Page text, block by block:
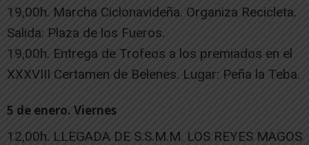
19,00h. Marcha Ciclonavideña. Organiza Recicleta.
Salida: Plaza de los Fueros.
19,00h. Entrega de Trofeos a los premiados en el
XXXVIII Certamen de Belenes. Lugar: Peña la Teba.
5 de enero. Viernes
12,00h. LLEGADA DE S.S.M.M. LOS REYES MAGOS